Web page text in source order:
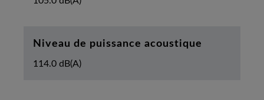
Niveau de puissance acoustique
114.0 dB(A)